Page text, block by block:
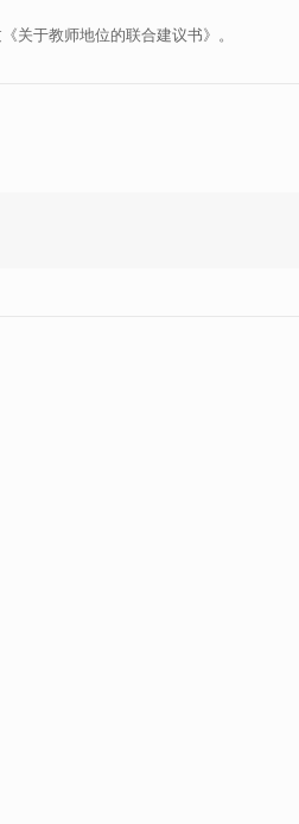
关于教师地位的联合建议书》。